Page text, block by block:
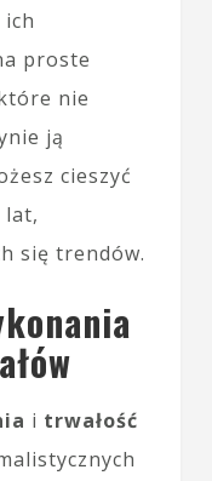
proste
nie
ją
cieszyć
lat,
się trendów.
i trwałość